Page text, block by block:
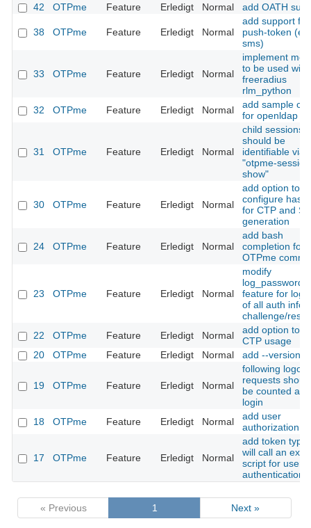
42
OTPme Feature Erledigt Normal add OATH
38 OTPme Feature Erledigt Normal
add support for
push-token
sms)
33 OTPme Feature Erledigt Normal
implement
to be used with
freeradius
rlm_python
32
OTPme Feature Erledigt Normal
add sample
for openldap
31 OTPme Feature Erledigt Normal
child sessions
should be
identifiable via
"otpme-session
show"
30 OTPme Feature Erledigt Normal
add option to
configure hash
for CTP and
generation
24 OTPme Feature Erledigt Normal
add bash
completion for
OTPme
23 OTPme Feature Erledigt Normal
modify
log_passwords
feature for
of all auth
challenge/
22
OTPme Feature Erledigt Normal
add option to
CTP usage
20
OTPme Feature Erledigt Normal add --version
19 OTPme Feature Erledigt Normal
following logout
requests
be counted as
login
18
OTPme Feature Erledigt Normal
add user
authorization
17 OTPme Feature Erledigt Normal
add token type
will call an
script for user
authentication
« Previous 1 Next »